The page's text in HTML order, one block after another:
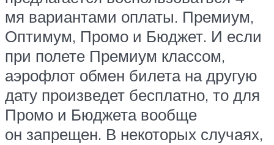
мя вариантами оплаты. Премиум,
Оптимум, Промо и Бюджет. И если
при полете Премиум классом,
аэрофлот обмен билета на другую
дату произведет бесплатно, то для
Промо и Бюджета вообще
он запрещен. В некоторых случаях,